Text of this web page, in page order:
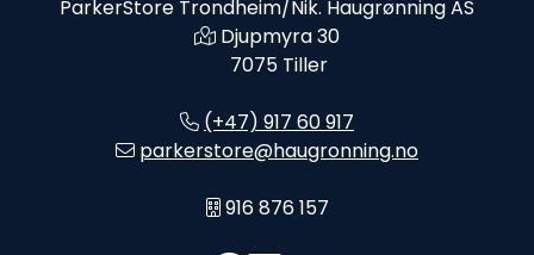
ParkerStore Trondheim/Nik. Haugrønning AS
Djupmyra 30
7075 Tiller
(+47) 917 60 917
parkerstore@haugronning.no
916 876 157